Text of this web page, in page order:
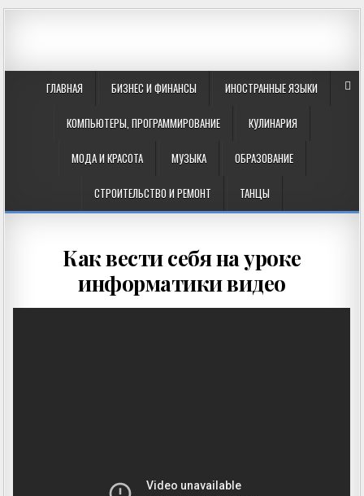
ГЛАВНАЯ БИЗНЕС И ФИНАНСЫ ИНОСТРАННЫЕ ЯЗЫКИ
КОМПЬЮТЕРЫ, ПРОГРАММИРОВАНИЕ КУЛИНАРИЯ
МОДА И КРАСОТА МУЗЫКА ОБРАЗОВАНИЕ
СТРОИТЕЛЬСТВО И РЕМОНТ ТАНЦЫ
Как вести себя на уроке
информатики видео